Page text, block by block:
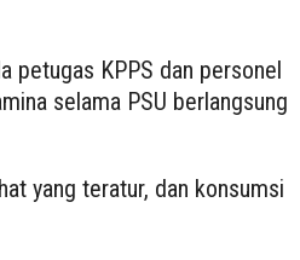
petugas KPPS dan personel
selama PSU berlangsung
yang teratur, dan konsumsi